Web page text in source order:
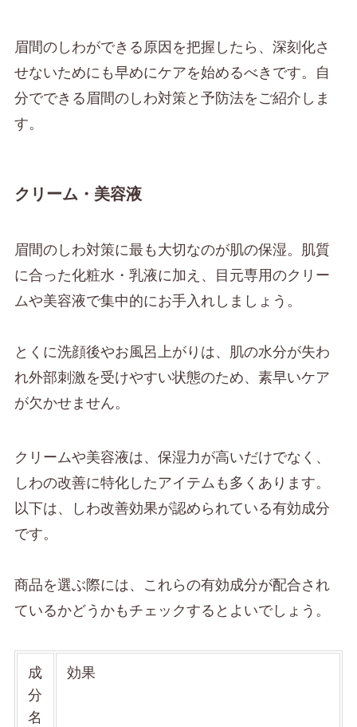
眉間のしわができる原因を把握したら、深刻化さ
せないためにも早めにケアを始めるべきです。自
分でできる眉間のしわ対策と予防法をご紹介しま
す。
クリーム・美容液
眉間のしわ対策に最も大切なのが肌の保湿。肌質
に合った化粧水・乳液に加え、目元専用のクリー
ムや美容液で集中的にお手入れしましょう。
とくに洗顔後やお風呂上がりは、肌の水分が失わ
れ外部刺激を受けやすい状態のため、素早いケア
が欠かせません。
クリームや美容液は、保湿力が高いだけでなく、
しわの改善に特化したアイテムも多くあります。
以下は、しわ改善効果が認められている有効成分
です。
商品を選ぶ際には、これらの有効成分が配合され
ているかどうかもチェックするとよいでしょう。
成
分
名
効果